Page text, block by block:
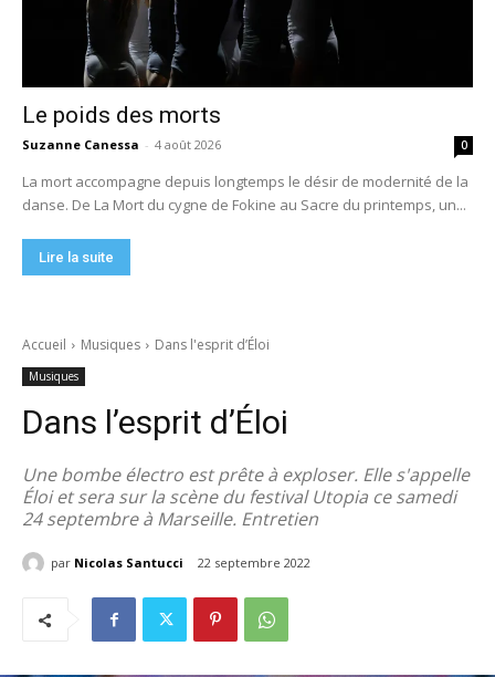
Le poids des morts
Suzanne Canessa - 4 août 2026 0
La mort accompagne depuis longtemps le désir de modernité de la
danse. De La Mort du cygne de Fokine au Sacre du printemps, un...
Lire la suite